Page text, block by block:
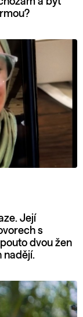
Její
s
dvou žen
nadějí.